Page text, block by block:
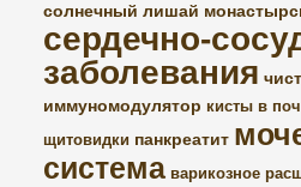
солнечный лишай
сердечно-
заболевания
иммуномодулятор кисты в
щитовидки панкреатит
система варикозное